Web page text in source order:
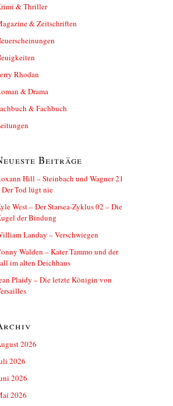
& Thriller
& Zeitschriften
Rhodan
& Drama
& Fachbuch
Beiträge
Hill – Steinbach und Wagner 21
Der Tod lügt nie
West – Der Starsea-Zyklus 02 – Die
der Bindung
Landay – Verschwiegen
Walden – Kater Tammo und der
im alten Deichhaus
Plaidy – Die letzte Königin von
2026
2026
2026
2026